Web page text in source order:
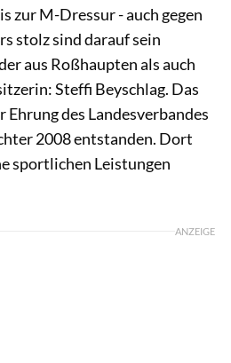
zur M-Dressur - auch gegen
stolz sind darauf sein
aus Roßhaupten als auch
Steffi Beyschlag. Das
des Landesverbandes
2008 entstanden. Dort
sportlichen Leistungen
ANZEIGE